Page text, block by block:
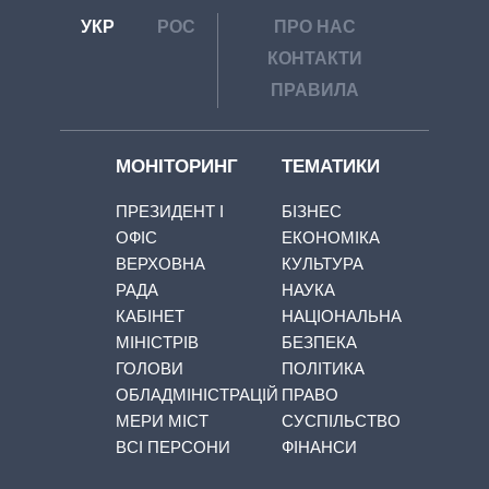
УКР РОС
ПРО НАС
КОНТАКТИ
ПРАВИЛА
МОНІТОРИНГ
ПРЕЗИДЕНТ І
ОФІС
ВЕРХОВНА
РАДА
КАБІНЕТ
МІНІСТРІВ
ГОЛОВИ
ОБЛАДМІНІСТРАЦІЙ
МЕРИ МІСТ
ВСІ ПЕРСОНИ
ТЕМАТИКИ
БІЗНЕС
ЕКОНОМІКА
КУЛЬТУРА
НАУКА
НАЦІОНАЛЬНА
БЕЗПЕКА
ПОЛІТИКА
ПРАВО
СУСПІЛЬСТВО
ФІНАНСИ